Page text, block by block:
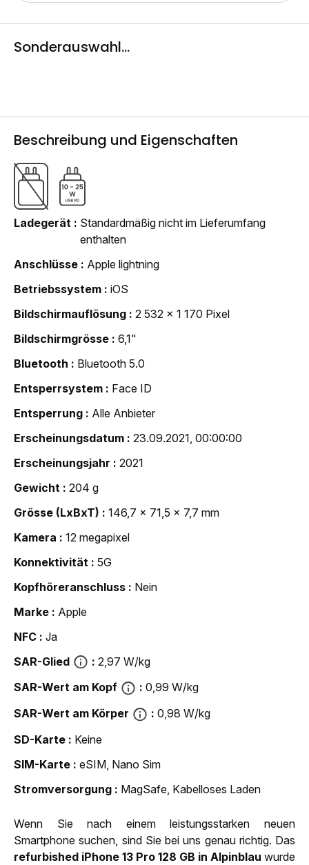
Sonderauswahl...
Beschreibung und Eigenschaften
Ladegerät
Standardmäßig nicht im Lieferumfang
enthalten
Anschlüsse
Apple lightning
Betriebssystem
iOS
Bildschirmauflösung
2 532 x 1 170 Pixel
Bildschirmgrösse
6,1"
Bluetooth
Bluetooth 5.0
Entsperrsystem
Face ID
Entsperrung
Alle Anbieter
Erscheinungsdatum
23.09.2021, 00:00:00
Erscheinungsjahr
2021
Gewicht
204 g
Grösse (LxBxT)
146,7 x 71,5 x 7,7 mm
Kamera
12 megapixel
Konnektivität
5G
Kopfhöreranschluss
Nein
Marke
Apple
NFC
Ja
SAR-Glied
2,97 W/kg
SAR-Wert am Kopf
0,99 W/kg
SAR-Wert am Körper
0,98 W/kg
SD-Karte
Keine
SIM-Karte
eSIM, Nano Sim
Strom­versorgung
MagSafe, Kabelloses Laden
Wenn Sie nach einem leistungsstarken neuen
Smartphone suchen, sind Sie bei uns genau richtig. Das
refurbished iPhone 13 Pro 128 GB in Alpinblau wurde